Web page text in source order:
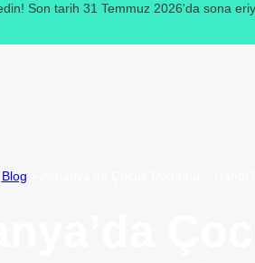
Son tarih 31 Temmuz 2026'da sona
Blog